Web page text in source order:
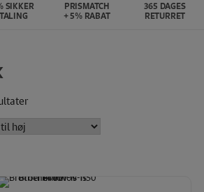
SIKKER
PRISMATCH
+ 5% RABAT
365 DAGES
RETURRET
Sorteret
efter
høj